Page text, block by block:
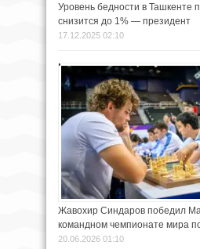
Уровень бедности в Ташкенте
снизится до 1% — президент
17.12.2025 02:10
Жавохир Синдаров победил
командном чемпионате мира
20.06.2026 01:10